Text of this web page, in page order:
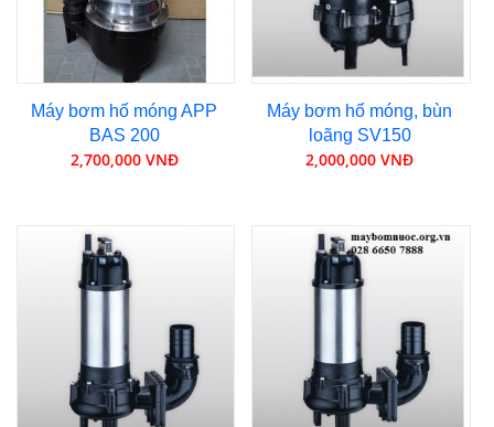
Máy bơm hố móng APP
BAS 200
2,700,000 VNĐ
Máy bơm hố móng, bùn
loãng SV150
2,000,000 VNĐ